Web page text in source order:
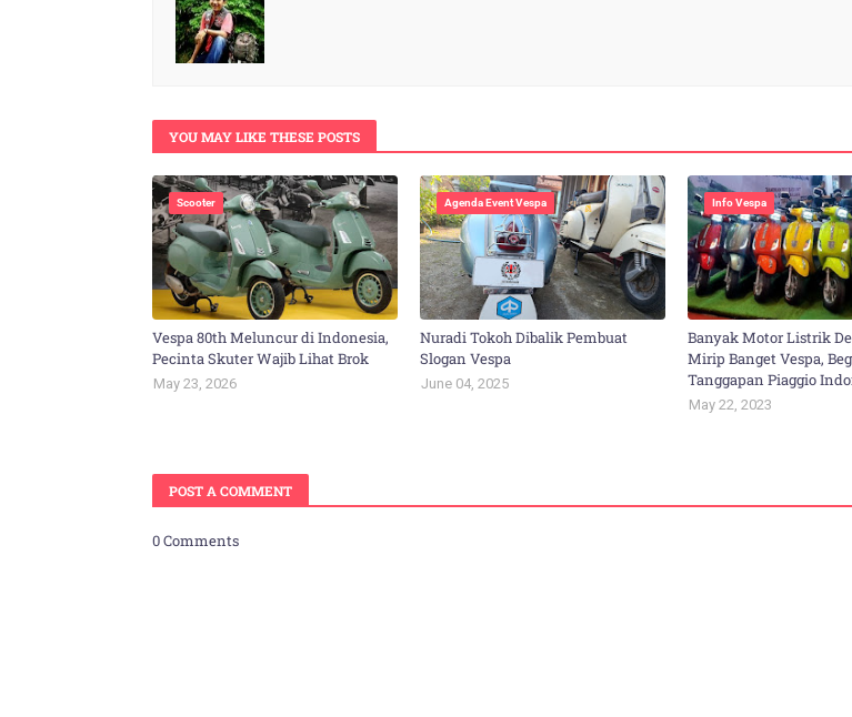
YOU MAY LIKE THESE POSTS
Scooter
Vespa 80th Meluncur di Indonesia,
Pecinta Skuter Wajib Lihat Brok
May 23, 2026
Agenda Event Vespa
Nuradi Tokoh Dibalik Pembuat
Slogan Vespa
June 04, 2025
Info Vespa
Banyak Motor Listrik
Mirip Banget Vespa,
Tanggapan Piaggio
May 22, 2023
POST A COMMENT
0 Comments